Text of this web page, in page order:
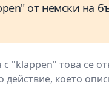
от немски на
с "klappen" това се
действие, което